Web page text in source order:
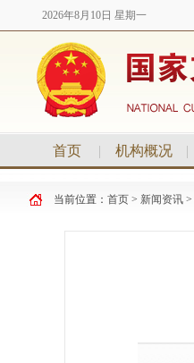
2026年8月10日 星期一
首页 | 机构概况 |
当前位置： 首页 > 新闻资讯 >